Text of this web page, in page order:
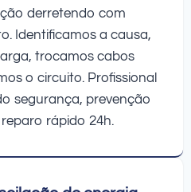
derretendo com
Identificamos a causa,
trocamos cabos
o circuito. Profissional
segurança, prevenção
rápido 24h.